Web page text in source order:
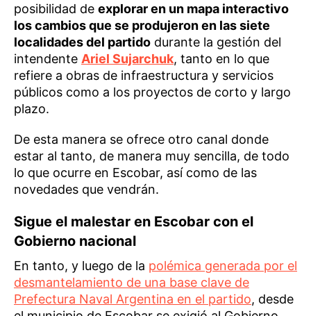
posibilidad de explorar en un mapa interactivo
los cambios que se produjeron en las siete
localidades del partido durante la gestión del
intendente Ariel Sujarchuk, tanto en lo que
refiere a obras de infraestructura y servicios
públicos como a los proyectos de corto y largo
plazo.
De esta manera se ofrece otro canal donde
estar al tanto, de manera muy sencilla, de todo
lo que ocurre en Escobar, así como de las
novedades que vendrán.
Sigue el malestar en Escobar con el
Gobierno nacional
En tanto, y luego de la polémica generada por el
desmantelamiento de una base clave de
Prefectura Naval Argentina en el partido, desde